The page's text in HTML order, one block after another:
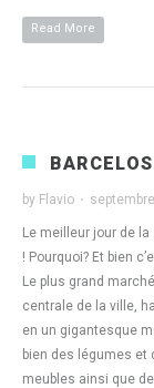
Read More
by Flavio ·
Le meilleur jour de
! Pourquoi? Et bien
Le plus grand
centrale de la ville,
en un gigantesque
bien des légumes et
meubles ainsi que